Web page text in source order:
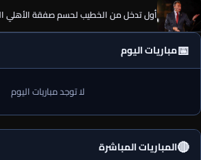
أول تدخل من الخطيب لحسم صفقة الأهلي
📅مباريات اليوم
لا توجد مباريات اليوم
🔴المباريات المباشرة